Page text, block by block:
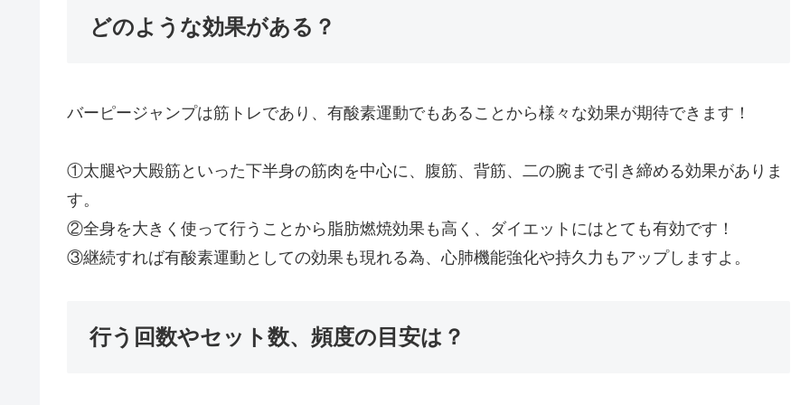
どのような効果がある？
バーピージャンプは筋トレであり、有酸素運動でもあることから様々な効果が期待できます！
①太腿や大殿筋といった下半身の筋肉を中心に、腹筋、背筋、二の腕まで引き締める効果がありま
す。
②全身を大きく使って行うことから脂肪燃焼効果も高く、ダイエットにはとても有効です！
③継続すれば有酸素運動としての効果も現れる為、心肺機能強化や持久力もアップしますよ。
行う回数やセット数、頻度の目安は？